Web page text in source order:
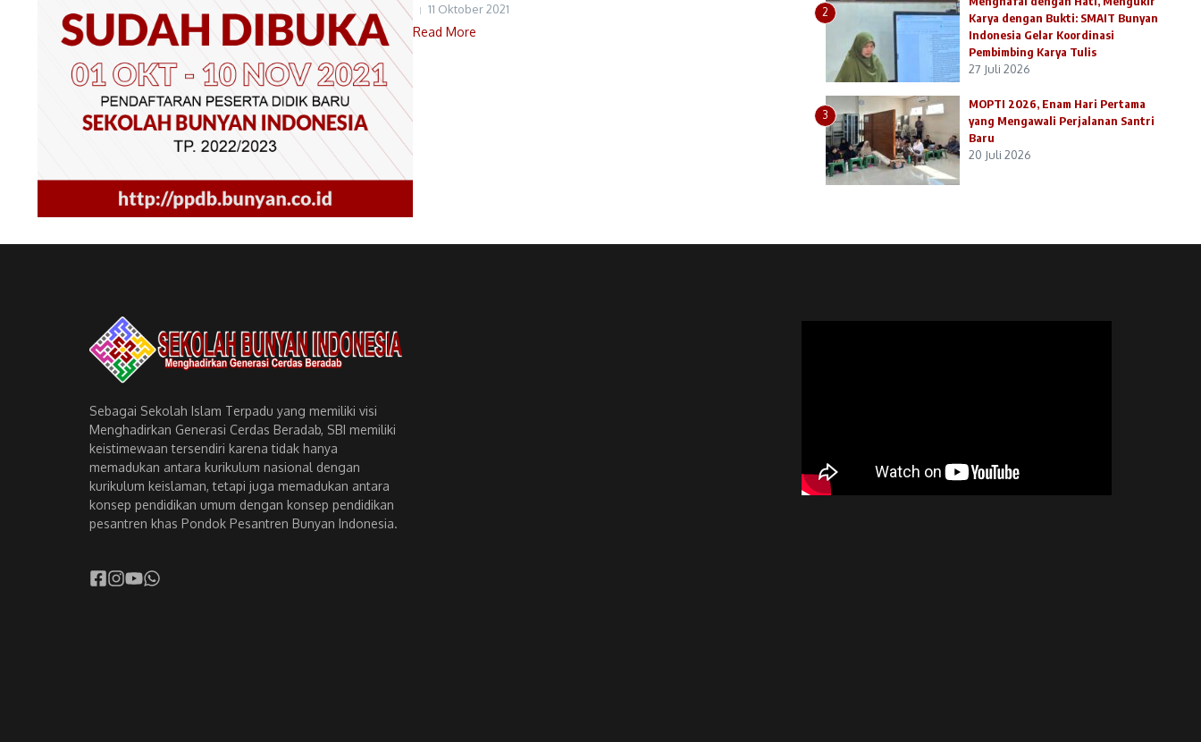
11 Oktober 2021
Read More
2
Karya dengan Bukti: SMAIT Bunyan
Indonesia Gelar Koordinasi
Pembimbing Karya Tulis
27 Juli 2026
3
MOPTI 2026, Enam Hari Pertama
yang Mengawali Perjalanan Santri
Baru
20 Juli 2026
Sebagai Sekolah Islam Terpadu yang memiliki visi
Menghadirkan Generasi Cerdas Beradab, SBI memiliki
keistimewaan tersendiri karena tidak hanya
memadukan antara kurikulum nasional dengan
kurikulum keislaman, tetapi juga memadukan antara
konsep pendidikan umum dengan konsep pendidikan
pesantren khas Pondok Pesantren Bunyan Indonesia.